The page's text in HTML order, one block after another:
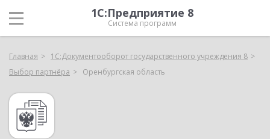
1С:Предприятие 8
Система программ
Главная
1С:Документооборот государственного учреждения 8
Выбор партнёра
Оренбургская область